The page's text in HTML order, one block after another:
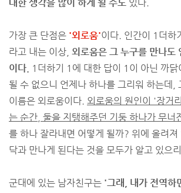
대한 생각을 많이 하게 될 수도 있다.
가장 큰 단점은 '외로움'이다. 인간이 1더하
라고 내는 이상, 외로움은 그 누구를 만나도
이다. 1더하기 1에 대한 답이 1이 아닌 까
될 수 없으니 언제나 하나를 그리워 하는데,
이름은 외로움이다. 외로움의 원인이 '장거
는 순간, 둘을 지탱해주던 기둥 하나가 무너
를 하나 잘라내면 어떻게 될까? 위에 올려
닥과 만나게 된다는 것을 모두가 알고 있으
군대에 있는 남자친구는 '그래, 내가 전역하